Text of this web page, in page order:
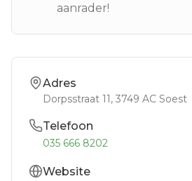
aanrader!
Adres
Dorpsstraat 11, 3749 AC Soest
Telefoon
035 666 8202
Website